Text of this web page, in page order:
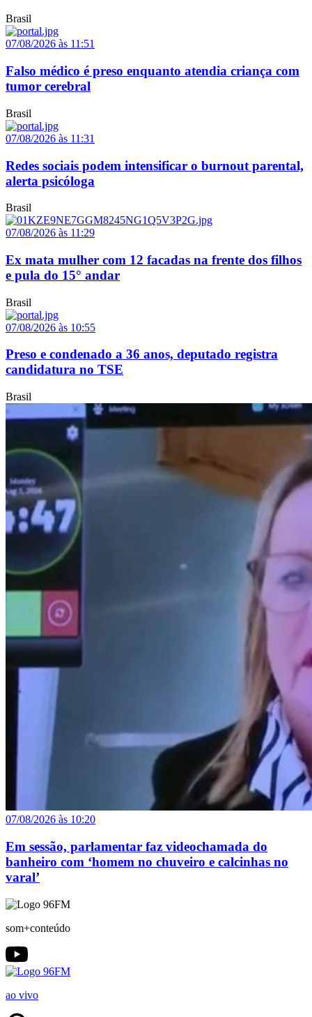
Brasil
07/08/2026 às 11:51
Falso médico é preso enquanto atendia criança com
tumor cerebral
Brasil
07/08/2026 às 11:31
Redes sociais podem intensificar o burnout parental,
alerta psicóloga
Brasil
07/08/2026 às 11:29
Ex mata mulher com 12 facadas na frente dos filhos
e pula do 15° andar
Brasil
07/08/2026 às 10:55
Preso e condenado a 36 anos, deputado registra
candidatura no TSE
Brasil
07/08/2026 às 10:20
Em sessão, parlamentar faz videochamada do
banheiro com ‘homem no chuveiro e calcinhas no
varal’
som+conteúdo
ao vivo